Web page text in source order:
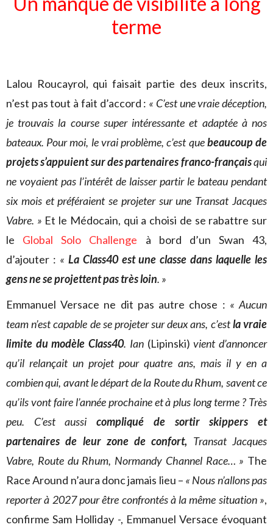
terme
Lalou Roucayrol, qui faisait partie des deux inscrits,
n’est pas tout à fait d’accord : « C’est une vraie déception,
je trouvais la course super intéressante et adaptée à nos
bateaux. Pour moi, le vrai problème, c’est quebeaucoup de
projets s’appuient sur des partenaires franco-françaisqui
ne voyaient pas l’intérêt de laisser partir le bateau pendant
six mois et préféraient se projeter sur une Transat Jacques
Vabre. » Et le Médocain, qui a choisi de se rabattre sur
le Global Solo Challenge à bord d’un Swan 43,
d’ajouter : « La Class40 est une classe dans laquelle les
gens ne se projettent pas très loin. »
Emmanuel Versace ne dit pas autre chose : « Aucun
team n’est capable de se projeter sur deux ans, c’estla vraie
limite du modèle Class40. Ian (Lipinski)vient d’annoncer
qu’il relançait un projet pour quatre ans, mais il y en a
combien qui, avant le départ de la Route du Rhum, savent ce
qu’ils vont faire l’année prochaine et à plus long terme ? Très
peu. C’est aussicompliqué de sortir skippers et
partenaires de leur zone de confort, Transat Jacques
Vabre, Route du Rhum, Normandy Channel Race… » The
Race Around n’aura donc jamais lieu – « Nous n’allons pas
reporter à 2027 pour être confrontés à la même situation »,
confirme Sam Holliday -, Emmanuel Versace évoquant